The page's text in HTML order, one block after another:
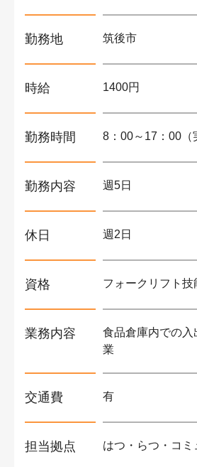
勤務地 筑後市
時給 1400円
勤務時間 8：00～17：00（
勤務内容 週5日
休日 週2日
資格 フォークリフト技
業務内容
食品倉庫内での
業
交通費 有
担当拠点 はつ・らつ・コ